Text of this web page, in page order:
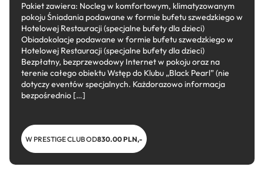
Pakiet zawiera: Nocleg w komfortowym, klimatyzowanym
pokoju Śniadania podawane w formie bufetu szwedzkiego w
Hotelowej Restauracji (specjalne bufety dla dzieci)
Obiadokolacje podawane w formie bufetu szwedzkiego w
Hotelowej Restauracji (specjalne bufety dla dzieci)
Bezpłatny, bezprzewodowy Internet w pokoju oraz na
terenie całego obiektu Wstęp do Klubu „Black Pearl” (nie
dotyczy eventów specjalnych. Każdorazowo informacja
bezpośrednio […]
W PRESTIGE CLUB OD830.00 PLN,-